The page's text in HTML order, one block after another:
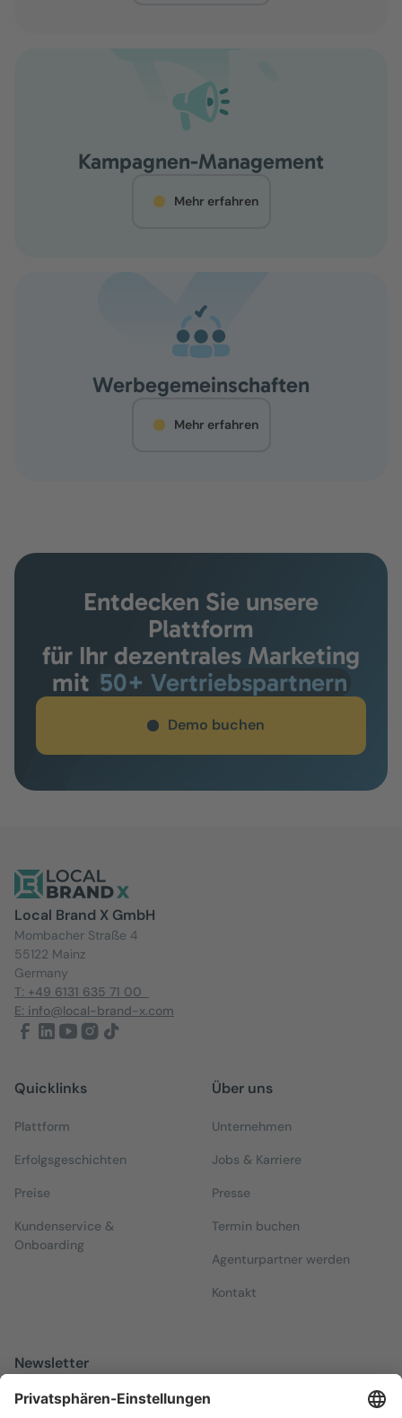
Kampagnen-Management
Mehr erfahren
Werbegemeinschaften
Mehr erfahren
Entdecken Sie unsere
Plattform
für Ihr dezentrales Marketing
mit 50+ Vertriebspartnern
Demo buchen
Local Brand X GmbH
Mombacher Straße 4
55122 Mainz
Germany
T: +49 6131 635 71 00
E: info@local-brand-x.com
Quicklinks
Plattform
Erfolgsgeschichten
Preise
Kundenservice &
Onboarding
Über uns
Unternehmen
Jobs & Karriere
Presse
Termin buchen
Agenturpartner werden
Kontakt
Newsletter
Melden Sie sich zu unserem kostenfreien Newsletter an, der Sie
über alles Wissenswerte rund um Local Marketing auf dem